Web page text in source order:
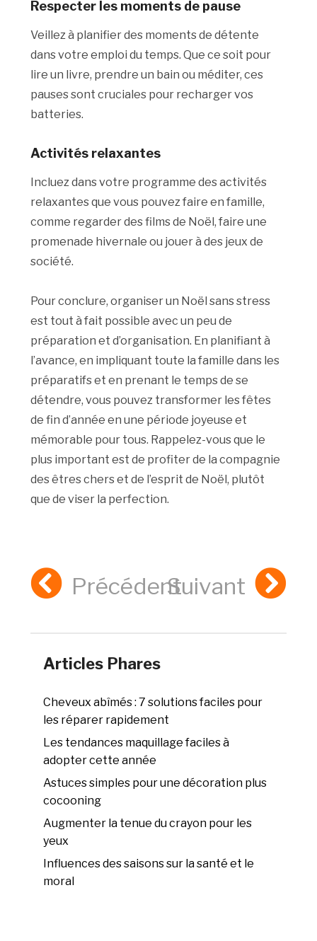
Respecter les moments de pause
Veillez à planifier des moments de détente
dans votre emploi du temps. Que ce soit pour
lire un livre, prendre un bain ou méditer, ces
pauses sont cruciales pour recharger vos
batteries.
Activités relaxantes
Incluez dans votre programme des activités
relaxantes que vous pouvez faire en famille,
comme regarder des films de Noël, faire une
promenade hivernale ou jouer à des jeux de
société.
Pour conclure, organiser un Noël sans stress
est tout à fait possible avec un peu de
préparation et d’organisation. En planifiant à
l’avance, en impliquant toute la famille dans les
préparatifs et en prenant le temps de se
détendre, vous pouvez transformer les fêtes
de fin d’année en une période joyeuse et
mémorable pour tous. Rappelez-vous que le
plus important est de profiter de la compagnie
des êtres chers et de l’esprit de Noël, plutôt
que de viser la perfection.
PrécédentSuivant
Articles Phares
Cheveux abîmés : 7 solutions faciles pour
les réparer rapidement
Les tendances maquillage faciles à
adopter cette année
Astuces simples pour une décoration plus
cocooning
Augmenter la tenue du crayon pour les
yeux
Influences des saisons sur la santé et le
moral